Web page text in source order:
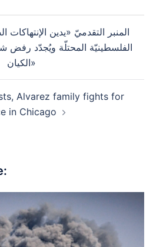
المنبر التقدميّ «يدين الإنتهاكات
الفلسطينيّة المحتلّة ويُجدّد رفض
الكيان»
Alvarez family fights for
in Chicago